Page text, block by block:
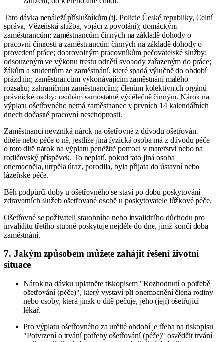
Tato dávka nenáleží příslušníkům (tj. Policie České republiky, Celní
správa, Vězeňská služba, vojáci z povolání); domáckým
zaměstnancům; zaměstnancům činných na základě dohody o
pracovní činnosti a zaměstnancům činných na základě dohody o
provedení práce; dobrovolným pracovníkům pečovatelské služby;
odsouzeným ve výkonu trestu odnětí svobody zařazeným do práce;
žákům a studentům ze zaměstnání, které spadá výlučně do období
prázdnin; zaměstnancům vykonávajícím zaměstnání malého
rozsahu; zahraničním zaměstnancům; členům kolektivních orgánů
právnické osoby; osobám samostatně výdělečně činným. Nárok na
výplatu ošetřovného nemá zaměstnanec v prvních 14 kalendářních
dnech dočasné pracovní neschopnosti.
Zaměstnanci nevzniká nárok na ošetřovné z důvodu ošetřování
dítěte nebo péče o ně, jestliže jiná fyzická osoba má z důvodu péče
o toto dítě nárok na výplatu peněžité pomoci v mateřství nebo na
rodičovský příspěvek. To neplatí, pokud tato jiná osoba
onemocněla, utrpěla úraz, porodila, byla přijata do ústavní nebo
lázeňské péče.
Běh podpůrčí doby u ošetřovného se staví po dobu poskytování
zdravotních služeb ošetřované osobě u poskytovatele lůžkové péče.
Ošetřovné se poživateli starobního nebo invalidního důchodu pro
invaliditu třetího stupně poskytuje nejdéle do dne, jímž končí doba
zaměstnání.
7. Jakým způsobem můžete zahájit řešení životní
situace
Nárok na dávku uplatněte tiskopisem "Rozhodnutí o potřebě
ošetřování (péče)", který vystaví při onemocnění člena rodiny
nebo osoby, která jinak o dítě pečuje, jeho (její) ošetřující
lékař.
Pro výplatu ošetřovného za určité období je třeba na tiskopisu
"Potvrzení o trvání potřeby ošetřování (péče)" osvědčit trvání